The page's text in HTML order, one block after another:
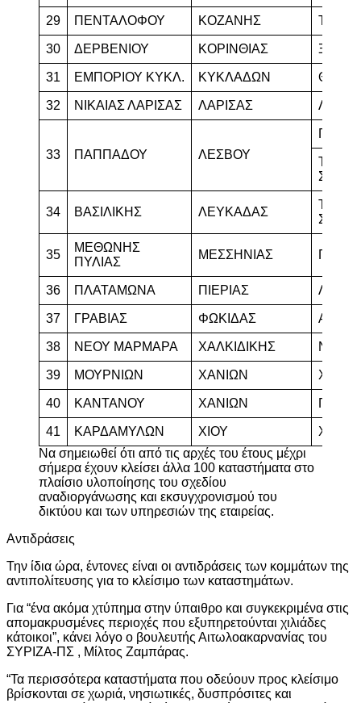
29 ΠΕΝΤΑΛΟΦΟΥ ΚΟΖΑΝΗΣ
30 ΔΕΡΒΕΝΙΟΥ ΚΟΡΙΝΘΙΑΣ
31 ΕΜΠΟΡΙΟΥ ΚΥΚΛ. ΚΥΚΛΑΔΩΝ
32 ΝΙΚΑΙΑΣ ΛΑΡΙΣΑΣ ΛΑΡΙΣΑΣ
33 ΠΑΠΠΑΔΟΥ ΛΕΣΒΟΥ
ΤΑΧ.
34 ΒΑΣΙΛΙΚΗΣ ΛΕΥΚΑΔΑΣ
ΤΑΧ.
35
ΜΕΘΩΝΗΣ
ΠΥΛΙΑΣ
ΜΕΣΣΗΝΙΑΣ
36 ΠΛΑΤΑΜΩΝΑ ΠΙΕΡΙΑΣ
37 ΓΡΑΒΙΑΣ ΦΩΚΙΔΑΣ
38 ΝΕΟΥ ΜΑΡΜΑΡΑ ΧΑΛΚΙΔΙΚΗΣ
39 ΜΟΥΡΝΙΩΝ ΧΑΝΙΩΝ
40 ΚΑΝΤΑΝΟΥ ΧΑΝΙΩΝ
41 ΚΑΡΔΑΜΥΛΩΝ ΧΙΟΥ
ΧΙΟΥ
Να σημειωθεί ότι από τις αρχές του έτους μέχρι
σήμερα έχουν κλείσει άλλα 100 καταστήματα στο
πλαίσιο υλοποίησης του σχεδίου
αναδιοργάνωσης και εκσυγχρονισμού του
δικτύου και των υπηρεσιών της εταιρείας.
Αντιδράσεις
Την ίδια ώρα, έντονες είναι οι αντιδράσεις των κομμάτων της
αντιπολίτευσης για το κλείσιμο των καταστημάτων.
Για “ένα ακόμα χτύπημα στην ύπαιθρο και συγκεκριμένα στις
απομακρυσμένες περιοχές που εξυπηρετούνται χιλιάδες
κάτοικοι”, κάνει λόγο ο βουλευτής Αιτωλοακαρνανίας του
ΣΥΡΙΖΑ-ΠΣ , Μίλτος Ζαμπάρας.
“Τα περισσότερα καταστήματα που οδεύουν προς κλείσιμο
βρίσκονται σε χωριά, νησιωτικές, δυσπρόσιτες και